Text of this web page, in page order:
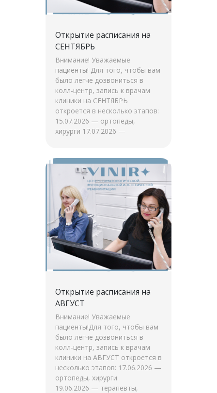
Открытие расписания на
СЕНТЯБРЬ
Внимание! Уважаемые
пациенты! Для того, чтобы вам
было легче дозвониться в
колл-центр, запись к врачам
клиники на СЕНТЯБРЬ
откроется в несколько этапов:
15.07.2026 — ортопеды,
хирурги 17.07.2026 —
24.07.2026 […]
Открытие расписания на
АВГУСТ
Внимание! Уважаемые
пациенты!Для того, чтобы вам
было легче дозвониться в
колл-центр, запись к врачам
клиники на АВГУСТ откроется в
несколько этапов: 17.06.2026 —
ортопеды, хирурги
19.06.2026 — терапевты,